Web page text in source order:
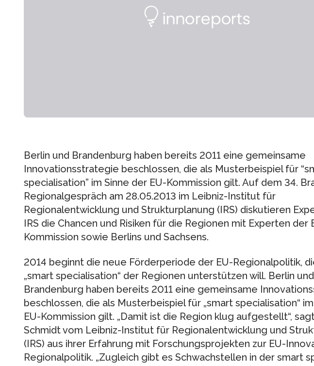
Berlin und Brandenburg haben bereits 2011 eine gemeinsame
Innovationsstrategie beschlossen, die als Musterbeispiel für
specialisation” im Sinne der EU-Kommission gilt. Auf dem 34.
Regionalgespräch am 28.05.2013 im Leibniz-Institut für
Regionalentwicklung und Strukturplanung (IRS) diskutieren
IRS die Chancen und Risiken für die Regionen mit Experten der
Kommission sowie Berlins und Sachsens.
2014 beginnt die neue Förderperiode der EU-Regionalpolitik,
„smart specialisation“ der Regionen unterstützen will. Berlin und
Brandenburg haben bereits 2011 eine gemeinsame
beschlossen, die als Musterbeispiel für „smart specialisation“
EU-Kommission gilt. „Damit ist die Region klug aufgestellt“,
Schmidt vom Leibniz-Institut für Regionalentwicklung und
(IRS) aus ihrer Erfahrung mit Forschungsprojekten zur EU-
Regionalpolitik. „Zugleich gibt es Schwachstellen in der smart